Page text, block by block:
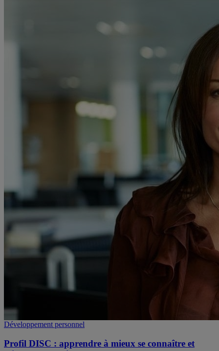
Développement personnel
Profil DISC : apprendre à mieux se connaître et